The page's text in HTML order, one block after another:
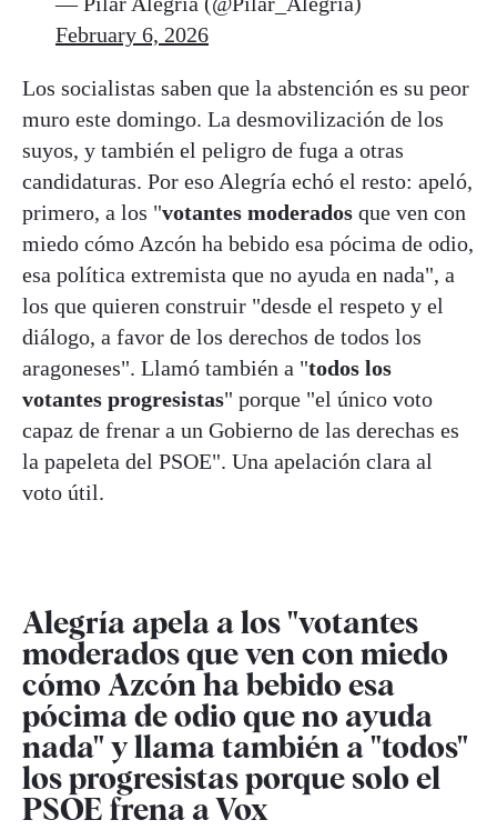
February 6, 2026
Los socialistas saben que la abstención es su peor
muro este domingo. La desmovilización de los
suyos, y también el peligro de fuga a otras
candidaturas. Por eso Alegría echó el resto: apeló,
primero, a los "votantes moderados que ven con
miedo cómo Azcón ha bebido esa pócima de odio,
esa política extremista que no ayuda en nada", a
los que quieren construir "desde el respeto y el
diálogo, a favor de los derechos de todos los
aragoneses". Llamó también a "todos los
votantes progresistas" porque "el único voto
capaz de frenar a un Gobierno de las derechas es
la papeleta del PSOE". Una apelación clara al
voto útil.
Alegría apela a los "votantes
moderados que ven con miedo
cómo Azcón ha bebido esa
pócima de odio que no ayuda
nada" y llama también a "todos"
los progresistas porque solo el
PSOE frena a Vox